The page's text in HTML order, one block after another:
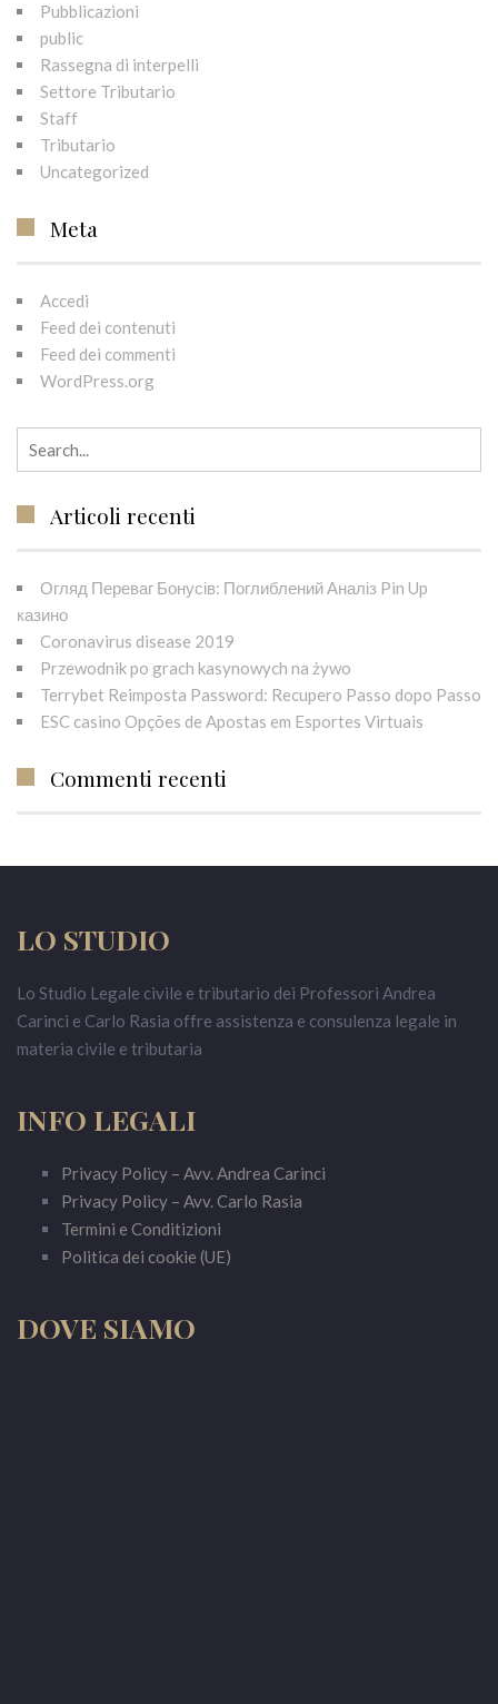
Pubblicazioni
public
Rassegna di interpelli
Settore Tributario
Staff
Tributario
Uncategorized
Meta
Accedi
Feed dei contenuti
Feed dei commenti
WordPress.org
Search for:
Articoli recenti
Огляд Переваг Бонусів: Поглиблений Аналіз Pin Up
казино
Coronavirus disease 2019
Przewodnik po grach kasynowych na żywo
Terrybet Reimposta Password: Recupero Passo dopo Passo
ESC casino Opções de Apostas em Esportes Virtuais
Commenti recenti
LO STUDIO
Lo Studio Legale civile e tributario dei Professori Andrea
Carinci e Carlo Rasia offre assistenza e consulenza legale in
materia civile e tributaria
INFO LEGALI
Privacy Policy – Avv. Andrea Carinci
Privacy Policy – Avv. Carlo Rasia
Termini e Conditizioni
Politica dei cookie (UE)
DOVE SIAMO